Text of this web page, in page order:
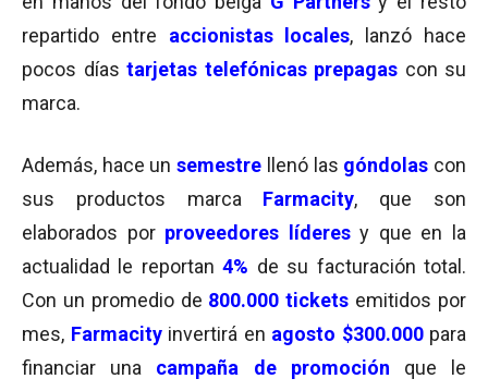
repartido entre accionistas locales, lanzó hace
pocos días tarjetas telefónicas prepagas con su
marca.
Además, hace un semestre llenó las góndolas con
sus productos marca Farmacity, que son
elaborados por proveedores líderes y que en la
actualidad le reportan4% de su facturación total.
Con un promedio de 800.000 tickets emitidos por
mes, Farmacityinvertirá en agosto $300.000para
financiar una campaña de promoción
que le